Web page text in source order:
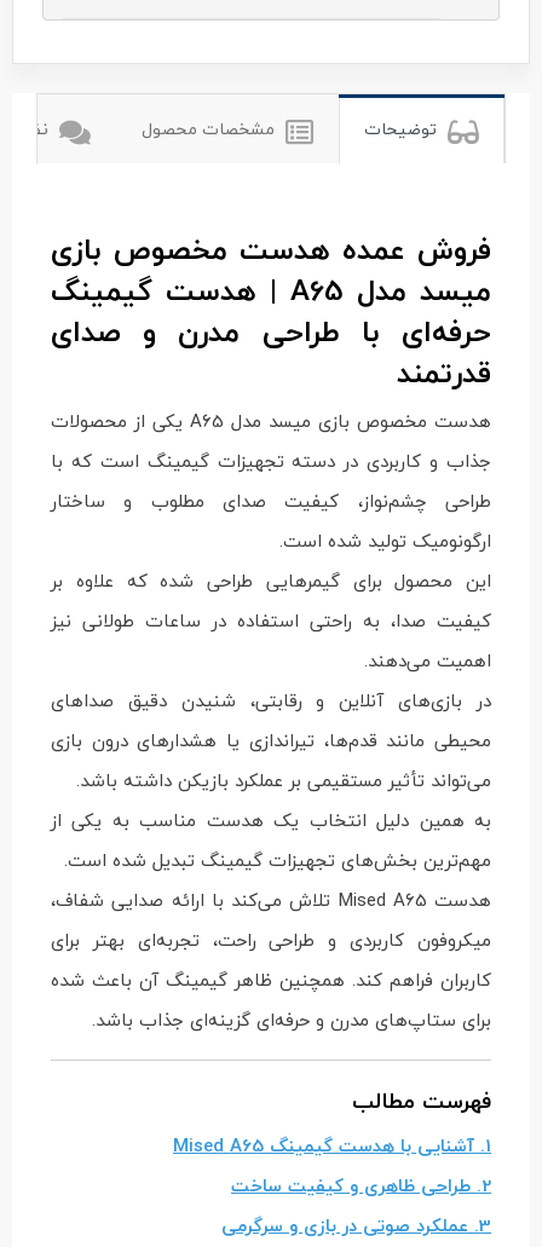
توضیحات مشخصات محصول نظرات
فروش عمده هدست مخصوص بازی
میسد مدل A65 | هدست گیمینگ
حرفه‌ای با طراحی مدرن و صدای
قدرتمند
هدست مخصوص بازی میسد مدل A65 یکی از محصولات
جذاب و کاربردی در دسته تجهیزات گیمینگ است که با
طراحی چشم‌نواز، کیفیت صدای مطلوب و ساختار
ارگونومیک تولید شده است.
این محصول برای گیمرهایی طراحی شده که علاوه بر
کیفیت صدا، به راحتی استفاده در ساعات طولانی نیز
اهمیت می‌دهند.
در بازی‌های آنلاین و رقابتی، شنیدن دقیق صداهای
محیطی مانند قدم‌ها، تیراندازی یا هشدارهای درون بازی
می‌تواند تأثیر مستقیمی بر عملکرد بازیکن داشته باشد.
به همین دلیل انتخاب یک هدست مناسب به یکی از
مهم‌ترین بخش‌های تجهیزات گیمینگ تبدیل شده است.
هدست Mised A65 تلاش می‌کند با ارائه صدایی شفاف،
میکروفون کاربردی و طراحی راحت، تجربه‌ای بهتر برای
کاربران فراهم کند. همچنین ظاهر گیمینگ آن باعث شده
برای ستاپ‌های مدرن و حرفه‌ای گزینه‌ای جذاب باشد.
فهرست مطالب
1. آشنایی با هدست گیمینگ Mised A65
2. طراحی ظاهری و کیفیت ساخت
3. عملکرد صوتی در بازی و سرگرمی